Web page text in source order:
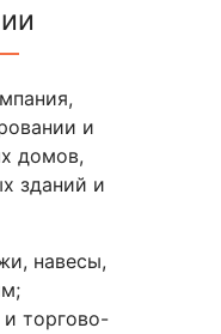
и
домов,
зданий и
навесы,
торгово-